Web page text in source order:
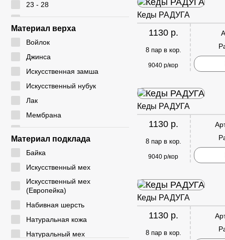
CM
CYCY
DADA
DICNI
DINO ALBAT
DUOLE
EIE
ELENA
EX-TIM
FAFALA
FASHION
G. ROSE
23 - 28
24 - 28
24 - 29
26 - 30
26 - 31
27 - 32
28 - 33
29 - 33
29 - 36
30 - 35
30 - 37
31 - 35
31 - 36
31 - 37
31 - 38
Материал верха
Войлок
Джинса
Искусственная замша
Искусственный нубук
Лак
Мембрана
Натуральная замша
Натуральная кожа
Резина
Резинка
Текстиль
ЭВА
Экокожа
Материал подклада
Байка
Искусственный мех
Искусственный мех
(Европейка)
Набивная шерсть
Натуральная кожа
Натуральный мех
Кеды РАДУГА
1130 р.
8 пар в кор.
9040 р/кор
Кеды РАДУГА
1130 р.
8 пар в кор.
9040 р/кор
Кеды РАДУГА
1130 р.
8 пар в кор.